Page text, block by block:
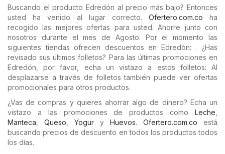
Buscando el producto Edredón al precio más bajo? Entonces
usted ha venido al lugar correcto. Ofertero.com.co ha
recogido las mejores ofertas para usted. Ahorre junto con
nosotros durante el mes de Agosto. Por el momento las
siguientes tiendas ofrecen descuentos en Edredón: . ¿Has
revisado sus últimos folletos? Para las últimas promociones en
Edredón, por favor, echa un vistazo a estos folletos: Al
desplazarse a través de folletos también puede ver ofertas
promocionales para otros productos.
¿Vas de compras y quieres ahorrar algo de dinero? Echa un
vistazo a las promociones de productos como Leche
Manteca
Queso Yogur y Huevos. Ofertero.com.co está
buscando precios de descuento en todos los productos todos
los días.